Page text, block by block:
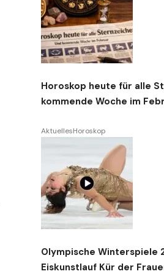
Horoskop heute für alle
kommende Woche im
AktuellesHoroskop
Olympische Winterspiele
Eiskunstlauf Kür der